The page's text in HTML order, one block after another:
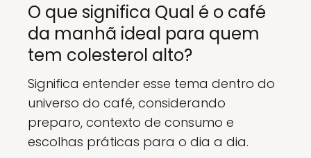
O que significa Qual é o café
da manhã ideal para quem
tem colesterol alto?
Significa entender esse tema dentro do
universo do café, considerando
preparo, contexto de consumo e
escolhas práticas para o dia a dia.